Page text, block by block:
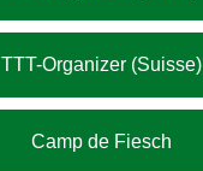
TTT-Organizer (Suisse)
Camp de Fiesch